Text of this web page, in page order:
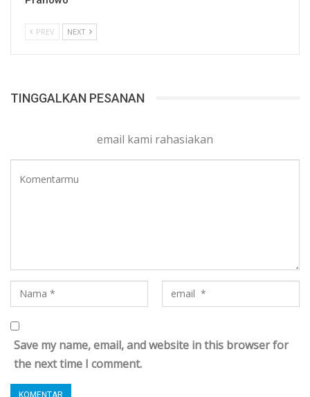
PREV NEXT
TINGGALKAN PESANAN
email kami rahasiakan
Save my name, email, and website in this browser for
the next time I comment.